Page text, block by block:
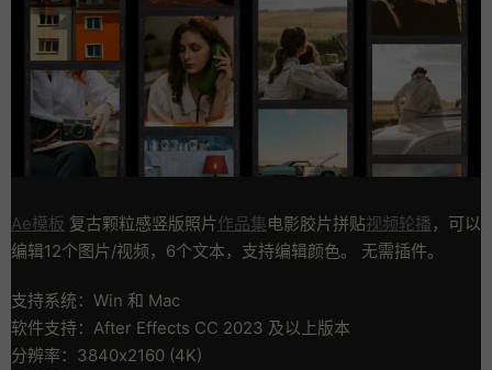
Ae模板 复古颗粒感竖版照片作品集电影胶片拼贴视频轮播 ，可以
编辑12个图片/视频，6个文本，支持编辑颜色。 无需插件。
支持系统：Win 和 Mac
软件支持：After Effects CC 2023 及以上版本
分辨率：3840x2160 (4K)